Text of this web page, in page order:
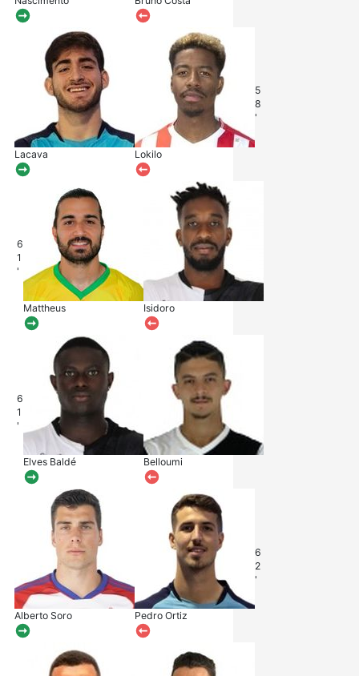
Lacava Lokilo
5
8
'
6
1
'
Mattheus Isidoro
6
1
'
Elves Baldé Belloumi
Alberto Soro Pedro Ortiz
6
2
'